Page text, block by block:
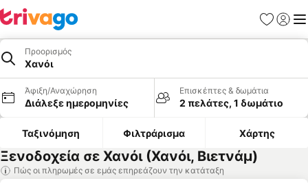
Προορισμός
Χανόι
Άφιξη/Αναχώρηση
Διάλεξε ημερομηνίες
Επισκέπτες & δωμάτια
2 πελάτες, 1 δωμάτιο
Ταξινόμηση Φιλτράρισμα Χάρτης
Ξενοδοχεία σε Χανόι (Χανόι, Βιετνάμ)
Πώς οι πληρωμές σε εμάς επηρεάζουν την κατάταξη